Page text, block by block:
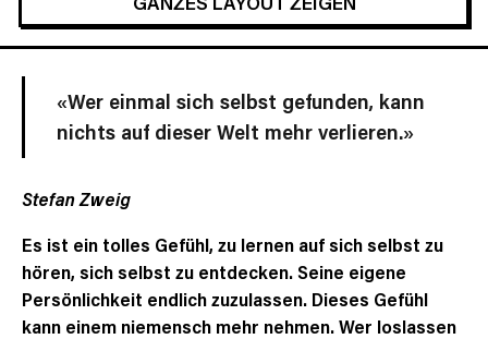
«Wer einmal sich selbst gefunden, kann
nichts auf dieser Welt mehr verlieren.»
Stefan Zweig
Es ist ein tolles Gefühl, zu lernen auf sich selbst zu
hören, sich selbst zu entdecken. Seine eigene
Persönlichkeit endlich zuzulassen. Dieses Gefühl
kann einem niemensch mehr nehmen. Wer loslassen